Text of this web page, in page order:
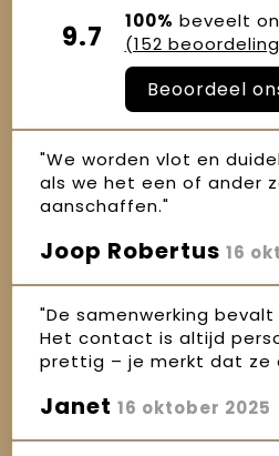
9.7 100% beveelt
(152
Beoordeel
"We worden vlot en
als we het een of ander
aanschaffen."
Joop Robertus 16
"De samenwerking
Het contact is altijd
prettig – je merkt dat ze
Janet 16 oktober 2025